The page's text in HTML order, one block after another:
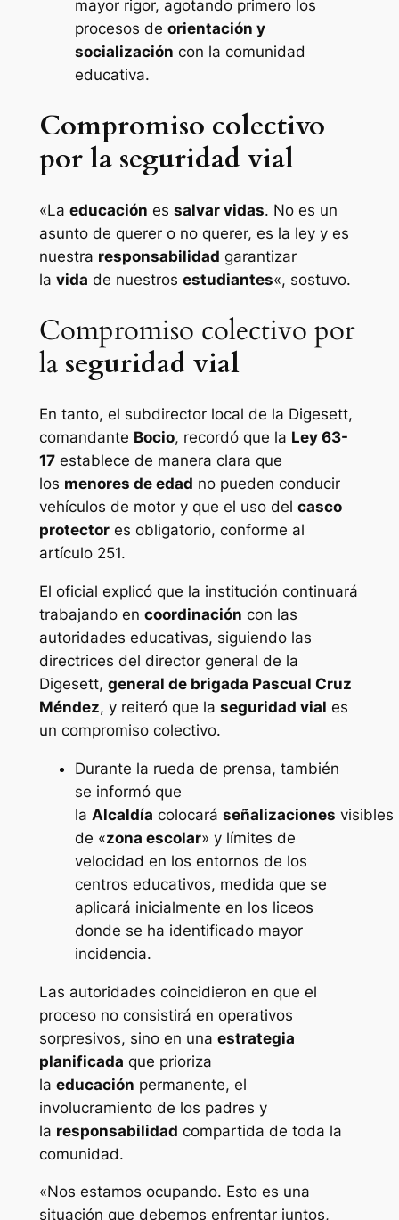
mayor rigor, agotando primero los
procesos de orientación y
socialización con la comunidad
educativa.
Compromiso colectivo
por la seguridad vial
«La educación es salvar vidas. No es un
asunto de querer o no querer, es la ley y es
nuestra responsabilidad garantizar
la vida de nuestros estudiantes«, sostuvo.
Compromiso colectivo por
la seguridad vial
En tanto, el subdirector local de la Digesett,
comandante Bocio, recordó que la Ley 63-
17establece de manera clara que
los menores de edad no pueden conducir
vehículos de motor y que el uso del casco
protectores obligatorio, conforme al
artículo 251.
El oficial explicó que la institución continuará
trabajando en coordinación con las
autoridades educativas, siguiendo las
directrices del director general de la
Digesett, general de brigada Pascual Cruz
Méndez, y reiteró que la seguridad vial es
un compromiso colectivo.
Durante la rueda de prensa, también
se informó que
la Alcaldía colocará señalizaciones visibles
de «zona escolar» y límites de
velocidad en los entornos de los
centros educativos, medida que se
aplicará inicialmente en los liceos
donde se ha identificado mayor
incidencia.
Las autoridades coincidieron en que el
proceso no consistirá en operativos
sorpresivos, sino en una estrategia
planificada que prioriza
la educación permanente, el
involucramiento de los padres y
la responsabilidad compartida de toda la
comunidad.
«Nos estamos ocupando. Esto es una
situación que debemos enfrentar juntos,